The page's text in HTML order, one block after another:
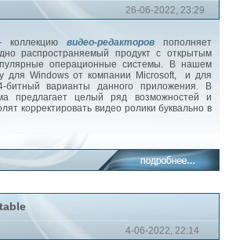
26-06-2022, 23:29
видео-редакторов пополняет
распространяемый продукт с открытым
операционные системы. В нашем
для Windows от компании Microsoft, и для
битный варианты данного приложения. В
предлагает целый ряд возможностей и
корректировать видео ролики буквально в
4-06-2022, 22:14